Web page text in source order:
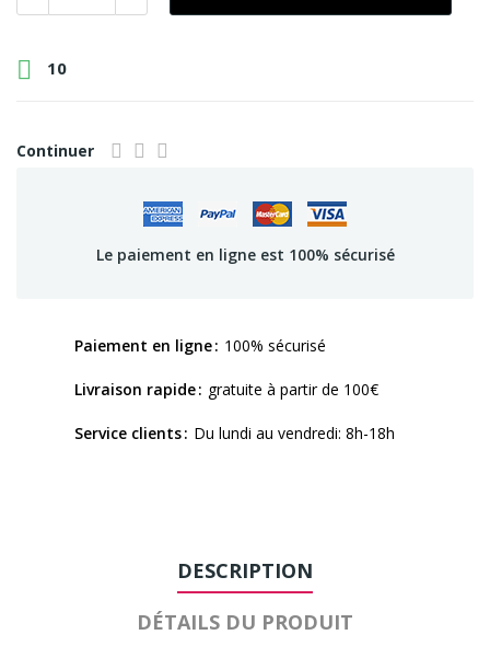
 10
Continuer
Le paiement en ligne est 100% sécurisé
Paiement en ligne 100% sécurisé
Livraison rapide gratuite à partir de 100€
Service clients Du lundi au vendredi: 8h-18h
DESCRIPTION
DÉTAILS DU PRODUIT